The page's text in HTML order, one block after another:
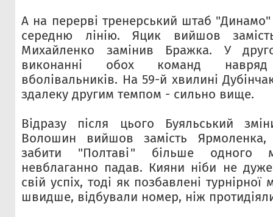
А на перерві тренерський штаб
середню лінію. Яцик вийшов
Михайленко замінив Бражка. У
виконанні обох команд
вболівальників. На 59-й хвилині
здалеку другим темпом - сильно вище.
Відразу після цього Буяльський
Волошин вийшов замість
забити "Полтаві" більше одного
невблаганно падав. Кияни ніби не
свій успіх, тоді як позбавлені турнірної
швидше, відбували номер, ніж